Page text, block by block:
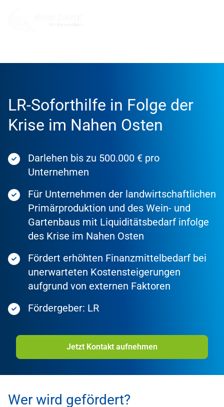
LR-Soforthilfe in Folge der
Krise im Nahen Osten
Darlehen bis zu 500.000 € pro
Unternehmen
Für Unternehmen der landwirtschaftlichen
Primärproduktion und des Wein- und
Gartenbaus mit Liquiditätsbedarf infolge
des Krise im Nahen Osten
Fördert erhöhten Finanzmittelbedarf bei
unerwarteten Kostensteigerungen
aufgrund von externen Faktoren
Fördergeber: LR
Jetzt Kontakt aufnehmen
Wer wird gefördert?